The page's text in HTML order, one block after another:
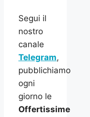
Segui il
nostro
canale
Telegram,
pubblichiamo
ogni
giorno le
Offertissime